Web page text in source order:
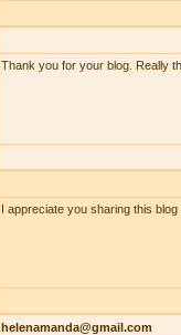
Thank you for your blog. Really
I appreciate you sharing this
helenamanda@gmail.com